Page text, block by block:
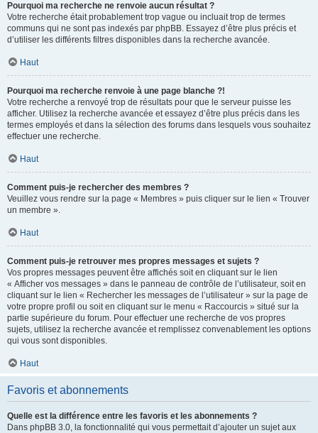
Pourquoi ma recherche ne renvoie aucun résultat ?
Votre recherche était probablement trop vague ou incluait trop de termes
communs qui ne sont pas indexés par phpBB. Essayez d’être plus précis et
d’utiliser les différents filtres disponibles dans la recherche avancée.
Haut
Pourquoi ma recherche renvoie à une page blanche ?!
Votre recherche a renvoyé trop de résultats pour que le serveur puisse les
afficher. Utilisez la recherche avancée et essayez d’être plus précis dans les
termes employés et dans la sélection des forums dans lesquels vous souhaitez
effectuer une recherche.
Haut
Comment puis-je rechercher des membres ?
Veuillez vous rendre sur la page « Membres » puis cliquer sur le lien « Trouver
un membre ».
Haut
Comment puis-je retrouver mes propres messages et sujets ?
Vos propres messages peuvent être affichés soit en cliquant sur le lien
« Afficher vos messages » dans le panneau de contrôle de l’utilisateur, soit en
cliquant sur le lien « Rechercher les messages de l’utilisateur » sur la page de
votre propre profil ou soit en cliquant sur le menu « Raccourcis » situé sur la
partie supérieure du forum. Pour effectuer une recherche de vos propres
sujets, utilisez la recherche avancée et remplissez convenablement les options
qui vous sont disponibles.
Haut
Favoris et abonnements
Quelle est la différence entre les favoris et les abonnements ?
Dans phpBB 3.0, la fonctionnalité qui vous permettait d’ajouter un sujet aux